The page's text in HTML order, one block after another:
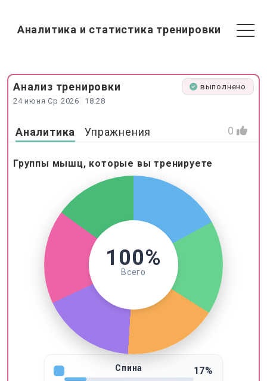
Аналитика и статистика тренировки
Анализ тренировки
24 июня Ср 2026 18:28
выполнено
Аналитика Упражнения 0
Группы мышц, которые вы тренируете
100%
Всего
Спина 17%